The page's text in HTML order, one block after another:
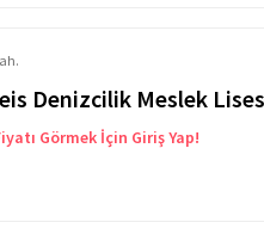
Denizcilik Meslek
Görmek İçin Giriş Yap!